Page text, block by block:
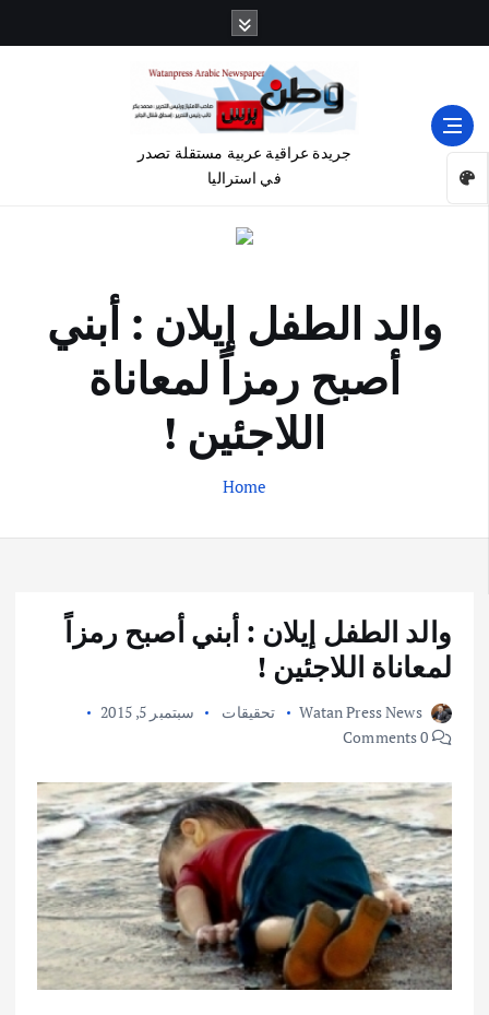
جريدة عراقية عربية مستقلة تصدر
في استراليا
والد الطفل إيلان : أبني
أصبح رمزاً لمعاناة
اللاجئين !
Home
والد الطفل إيلان : أبني أصبح رمزاً
لمعاناة اللاجئين !
Watan Press News تحقيقات
سبتمبر 5, 2015